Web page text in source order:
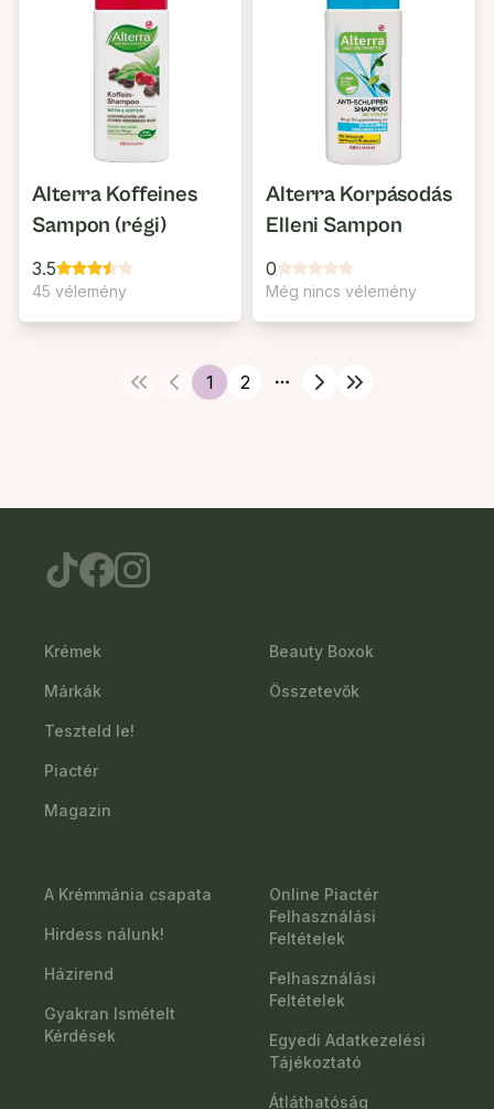
Alterra Koffeines
Sampon (régi)
3.5
45 vélemény
Alterra Korpásodás
Elleni Sampon
0
Még nincs vélemény
1 2
More pages
Krémek
Márkák
Teszteld le!
Piactér
Magazin
Beauty Boxok
Összetevők
A Krémmánia csapata
Hirdess nálunk!
Házirend
Gyakran Ismételt
Kérdések
Online Piactér
Felhasználási
Feltételek
Felhasználási
Feltételek
Egyedi Adatkezelési
Tájékoztató
Átláthatóság